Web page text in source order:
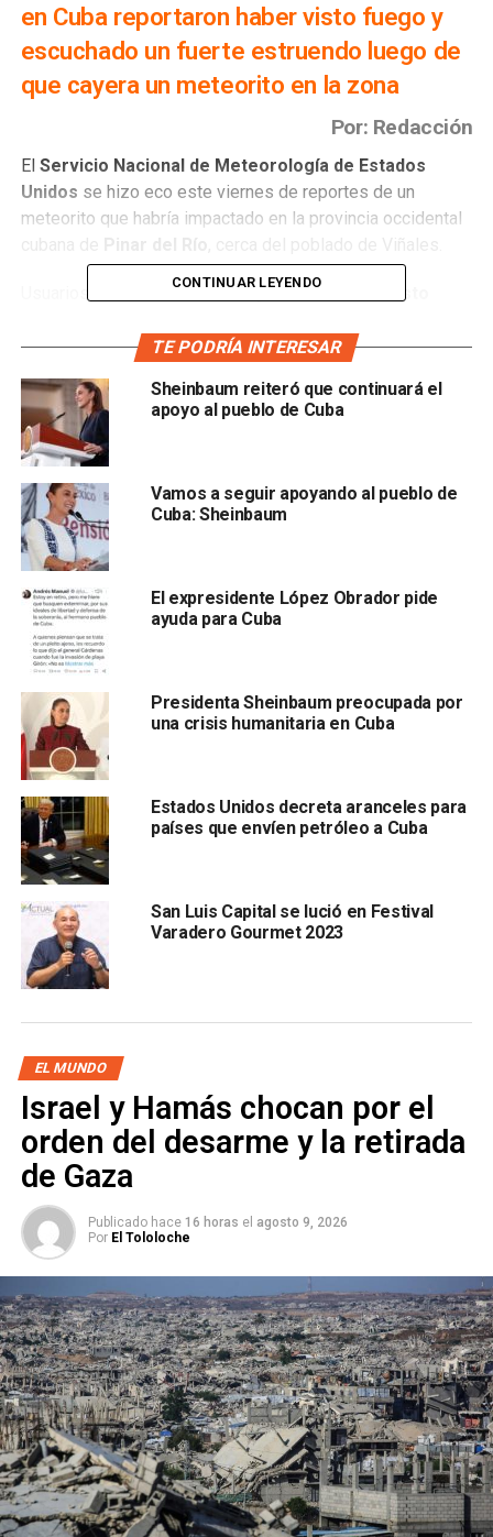
en Cuba reportaron haber visto fuego y
escuchado un fuerte estruendo luego de
que cayera un meteorito en la zona
Por: Redacción
El Servicio Nacional de Meteorología de Estados
Unidos se hizo eco este viernes de reportes de un
meteorito que habría impactado en la provincia occidental
Usuarios de redes socialesreportaron haber visto
casas.
Se presume que lo que cayó eran fragmentos de un
meteorito, pero aún no se confirma lo anterior.
Por otro lado, la estación del Servicio Meteorológico
Nacional (NWS) en Key West, reportó el avistamiento de
un meteorito en el área de loscayos de la Florida
“Parece que el impacto del meteorito ocurrió en el
occidente de Cuba, cerca del poblado de Viñales, Pinar del
Río”, indicó la cuenta en Twitter del NWS en Key West.
Hasta el momento, autoridades
objeto no es una aeronave
redes sociales durante las últimas horas.
CONTINUAR LEYENDO
TE PODRÍA INTERESAR
Sheinbaum reiteró que continuará el
apoyo al pueblo de Cuba
Vamos a seguir apoyando al pueblo de
Cuba: Sheinbaum
El expresidente López Obrador pide
ayuda para Cuba
Presidenta Sheinbaum preocupada por
una crisis humanitaria en Cuba
Estados Unidos decreta aranceles para
países que envíen petróleo a Cuba
San Luis Capital se lució en Festival
Varadero Gourmet 2023
EL MUNDO
Israel y Hamás chocan por el
orden del desarme y la retirada
de Gaza
Publicado hace 16 horas el agosto 9, 2026
Por El Tololoche